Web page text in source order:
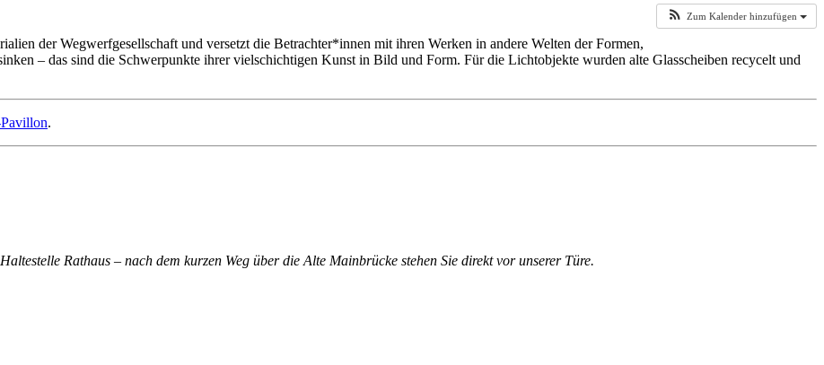
Zum Kalender hinzufügen
der Wegwerfgesellschaft und versetzt die Betrachter*innen mit ihren Werken in andere Welten der Formen,
– das sind die Schwerpunkte ihrer vielschichtigen Kunst in Bild und Form. Für die Lichtobjekte wurden alte Glasscheiben recycelt und
.
Rathaus – nach dem kurzen Weg über die Alte Mainbrücke stehen Sie direkt vor unserer Türe.